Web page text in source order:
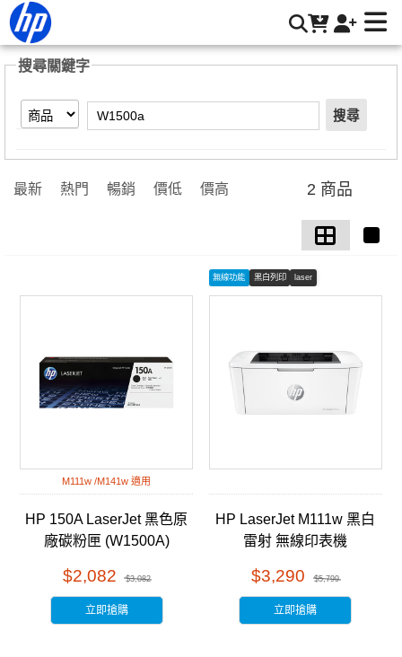
【W1500a】搜尋結果 | HP® 惠普台灣原廠購物網
搜尋關鍵字
搜尋
最新 熱門 暢銷 價低 價高 2 商品
M111w /M141w 適用
HP 150A LaserJet 黑色原
廠碳粉匣 (W1500A)
$2,082 $3,082
立即搶購
無線功能 黑白列印 laser
HP LaserJet M111w 黑白
雷射 無線印表機
$3,290 $5,799
立即搶購